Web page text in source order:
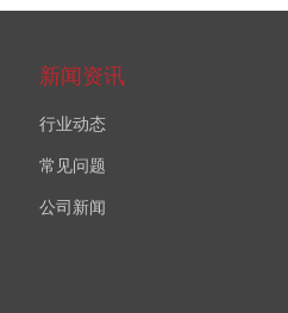
新闻资讯
行业动态
常见问题
公司新闻